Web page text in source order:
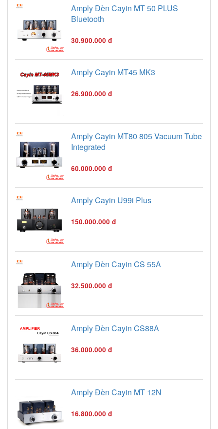
Amply Đèn Cayin MT 50 PLUS
Bluetooth
30.900.000 đ
Amply Cayin MT45 MK3
26.900.000 đ
Amply Cayin MT80 805 Vacuum Tube
Integrated
60.000.000 đ
Amply Cayin U99i Plus
150.000.000 đ
Amply Đèn Cayin CS 55A
32.500.000 đ
Amply Đèn Cayin CS88A
36.000.000 đ
Amply Đèn Cayin MT 12N
16.800.000 đ